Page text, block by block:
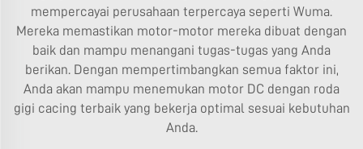
mempercayai perusahaan terpercaya seperti Wuma.
Mereka memastikan motor-motor mereka dibuat dengan
baik dan mampu menangani tugas-tugas yang Anda
berikan. Dengan mempertimbangkan semua faktor ini,
Anda akan mampu menemukan motor DC dengan roda
gigi cacing terbaik yang bekerja optimal sesuai kebutuhan
Anda.